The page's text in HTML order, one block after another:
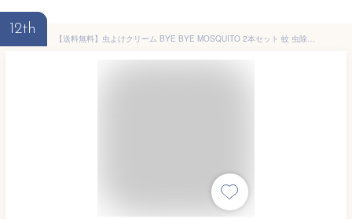
12th
【送料無料】虫よけクリーム BYE BYE MOSQUITO 2本セット 蚊 虫除け ディート 10%配合 60g アウトドア 蚊除け 蚊除けクリーム ハッカ・ゼラニウム・シトラスの香り アルコール不使用 日本製 敏感肌 クリーム 持ち歩き ブヨ アブ ノミ イエダニ マダニ 赤ちゃん ベビー 子供